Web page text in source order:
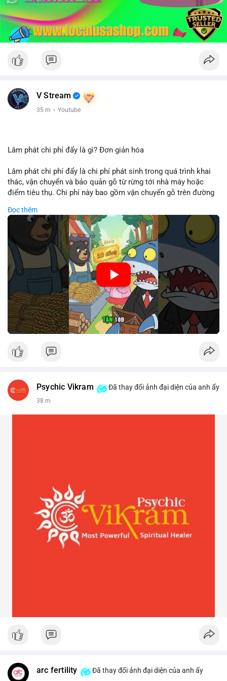
V Stream
35 m · Youtube
Lâm phát chi phí đẩy là gì? Đơn giản hóa
Lâm phát chi phí đẩy là chi phí phát sinh trong quá trình khai
thác, vận chuyển và bảo quản gỗ từ rừng tới nhà máy hoặc
điểm tiêu thụ. Chi phí này bao gồm vận chuyển gỗ trên đường
điều kiện địa hình. Việc hiểu rõ chi phí đẩy giúp doanh nghiệp
lâm nghiệp tối ưu hoá chuỗi cung ứng và kiểm soát lợi nhuận.
🎥 Xem video trực tiếp tại:
Nguồn: Cú Thông Thái
Đọc thêm
Psychic Vikram Đã thay đổi ảnh đại diện của anh ấy
38 m
arc fertility Đã thay đổi ảnh đại diện của anh ấy